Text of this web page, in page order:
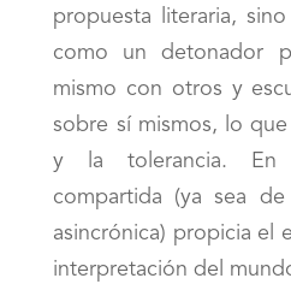
propuesta literaria,
como un detonador
mismo con otros y
sobre sí mismos, lo
y la tolerancia. En
compartida (ya sea
asincrónica) propicia el
interpretación del